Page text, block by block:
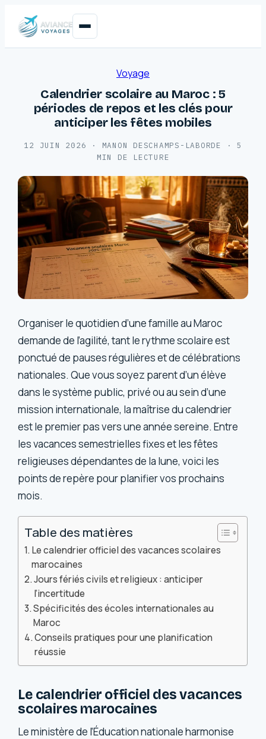
Voyage
Calendrier scolaire au Maroc : 5
périodes de repos et les clés pour
anticiper les fêtes mobiles
12 JUIN 2026 · MANON DESCHAMPS-LABORDE ·
5
MIN DE LECTURE
Organiser le quotidien d’une famille au Maroc
demande de l’agilité, tant le rythme scolaire est
ponctué de pauses régulières et de célébrations
nationales. Que vous soyez parent d’un élève
dans le système public, privé ou au sein d’une
mission internationale, la maîtrise du calendrier
est le premier pas vers une année sereine. Entre
les vacances semestrielles fixes et les fêtes
religieuses dépendantes de la lune, voici les
points de repère pour planifier vos prochains
mois.
Table des matières
Le calendrier officiel des vacances scolaires
marocaines
Jours fériés civils et religieux : anticiper
l’incertitude
Spécificités des écoles internationales au
Maroc
Conseils pratiques pour une planification
réussie
Le calendrier officiel des vacances
scolaires marocaines
Le ministère de l’Éducation nationale harmonise